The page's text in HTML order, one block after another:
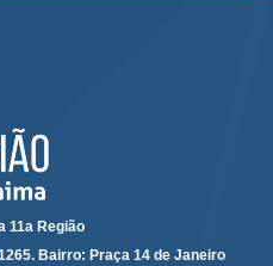
de Gestão de Pessoas
11a Região
Bairro: Praça 14 de Janeiro